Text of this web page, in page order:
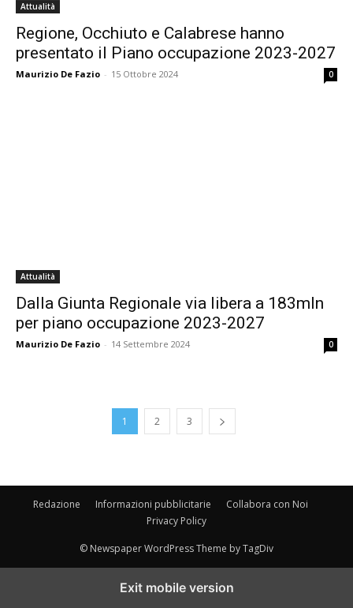
Attualità
Regione, Occhiuto e Calabrese hanno
presentato il Piano occupazione 2023-2027
Maurizio De Fazio - 15 Ottobre 2024 0
Attualità
Dalla Giunta Regionale via libera a 183mln
per piano occupazione 2023-2027
Maurizio De Fazio - 14 Settembre 2024 0
1 2 3
Redazione Informazioni pubblicitarie
Collabora con Noi
Privacy Policy
© Newspaper WordPress Theme by TagDiv
Exit mobile version